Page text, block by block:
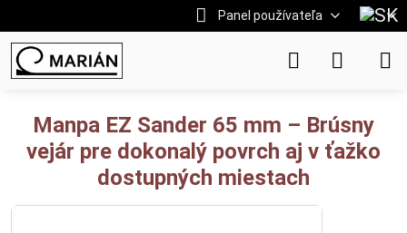
Panel používateľa
Manpa EZ Sander 65 mm – Brúsny
vejár pre dokonalý povrch aj v ťažko
dostupných miestach